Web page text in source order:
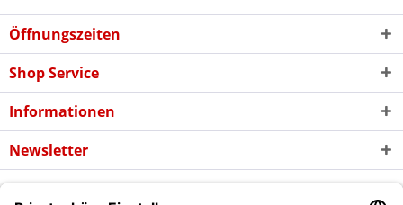
Öffnungszeiten
Shop Service
Informationen
Newsletter
* Alle Preise inkl. gesetzl. Mehrwertsteuer zzgl. evtl. und